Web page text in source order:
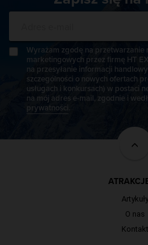
Wyrażam zgodę na przetwarzanie
marketingowych przez firmę HT
na przesyłanie informacji
szczególności o nowych ofertach
usługach i konkursach) w postaci
na mój adres e-mail, zgodnie i
prywatności.
Artykuły
O nas
Kontakt